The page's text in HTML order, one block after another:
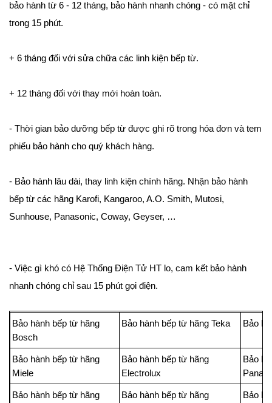
bảo hành từ 6 - 12 tháng, bảo hành nhanh chóng - có mặt chỉ
trong 15 phút.
+ 6 tháng đối với sửa chữa các linh kiện bếp từ.
+ 12 tháng đối với thay mới hoàn toàn.
- Thời gian bảo dưỡng bếp từ được ghi rõ trong hóa đơn và tem
phiếu bảo hành cho quý khách hàng.
- Bảo hành lâu dài, thay linh kiện chính hãng. Nhận bảo hành
bếp từ các hãng Karofi, Kangaroo, A.O. Smith, Mutosi,
Sunhouse, Panasonic, Coway, Geyser, …
- Việc gì khó có Hệ Thống Điện Tử HT lo, cam kết bảo hành
nhanh chóng chỉ sau 15 phút gọi điện.
Bảo hành bếp từ hãng
Bosch
Bảo hành bếp từ hãng Teka Bảo
Bảo hành bếp từ hãng
Miele
Bảo hành bếp từ hãng
Electrolux
Bảo
Bảo hành bếp từ hãng
Bảo hành bếp từ hãng
Bảo